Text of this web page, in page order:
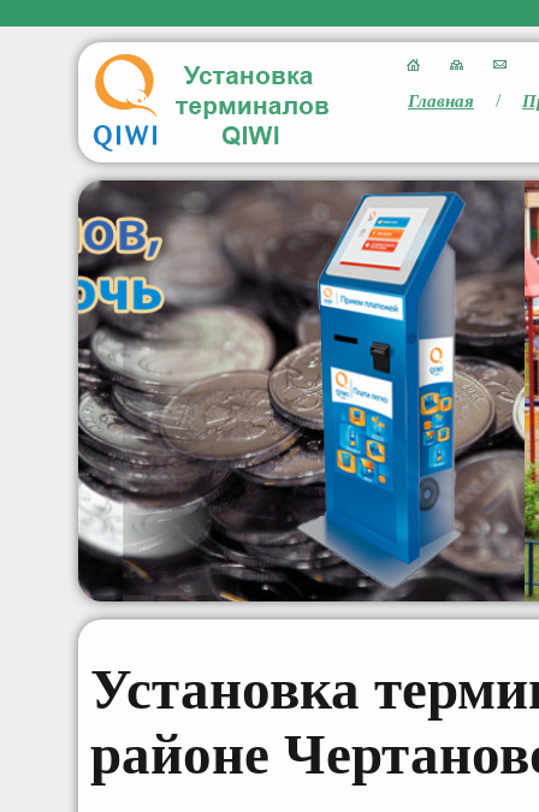
Главная /
Установка
районе